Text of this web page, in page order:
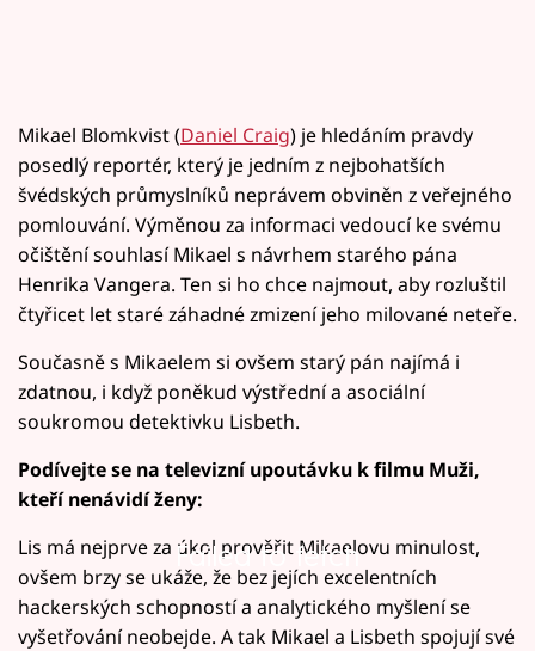
Mikael Blomkvist (Daniel Craig) je hledáním pravdy
posedlý reportér, který je jedním z nejbohatších
švédských průmyslníků neprávem obviněn z veřejného
pomlouvání. Výměnou za informaci vedoucí ke svému
očištění souhlasí Mikael s návrhem starého pána
Henrika Vangera. Ten si ho chce najmout, aby rozluštil
čtyřicet let staré záhadné zmizení jeho milované neteře.
Současně s Mikaelem si ovšem starý pán najímá i
zdatnou, i když poněkud výstřední a asociální
soukromou detektivku Lisbeth.
Podívejte se na televizní upoutávku k filmu Muži,
kteří nenávidí ženy:
Failed to fetch
Lis má nejprve za úkol prověřit Mikaelovu minulost,
ovšem brzy se ukáže, že bez jejích excelentních
hackerských schopností a analytického myšlení se
vyšetřování neobejde. A tak Mikael a Lisbeth spojují své